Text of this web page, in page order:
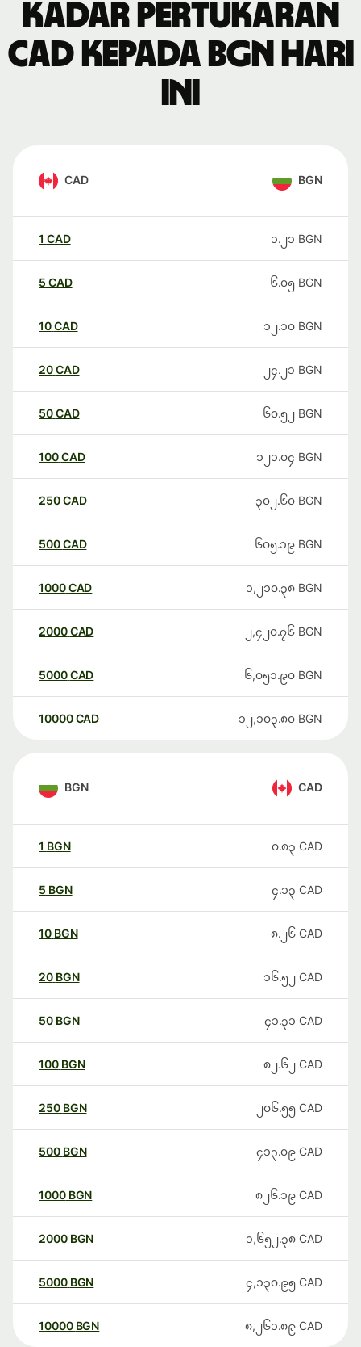
Kadar pertukaran
CAD kepada BGN hari
ini
CAD BGN
1 CAD ၁.၂၁ BGN
5 CAD ၆.၀၅ BGN
10CAD ၁၂.၁၀ BGN
20CAD ၂၄.၂၁ BGN
50CAD ၆၀.၅၂ BGN
100CAD ၁၂၁.၀၄ BGN
250CAD ၃၀၂.၆၀ BGN
500CAD ၆၀၅.၁၉ BGN
1000CAD ၁,၂၁၀.၃၈ BGN
2000CAD ၂,၄၂၀.၇၆ BGN
5000CAD ၆,၀၅၁.၉၀ BGN
10000 CAD ၁၂,၁၀၃.၈၀ BGN
BGN CAD
1 BGN ၀.၈၃ CAD
5 BGN ၄.၁၃ CAD
10 BGN ၈.၂၆ CAD
20 BGN ၁၆.၅၂ CAD
50 BGN ၄၁.၃၁ CAD
100 BGN ၈၂.၆၂ CAD
250 BGN ၂၀၆.၅၅ CAD
500 BGN ၄၁၃.၀၉ CAD
1000 BGN ၈၂၆.၁၉ CAD
2000 BGN ၁,၆၅၂.၃၈ CAD
5000 BGN ၄,၁၃၀.၉၅ CAD
10000 BGN ၈,၂၆၁.၈၉ CAD